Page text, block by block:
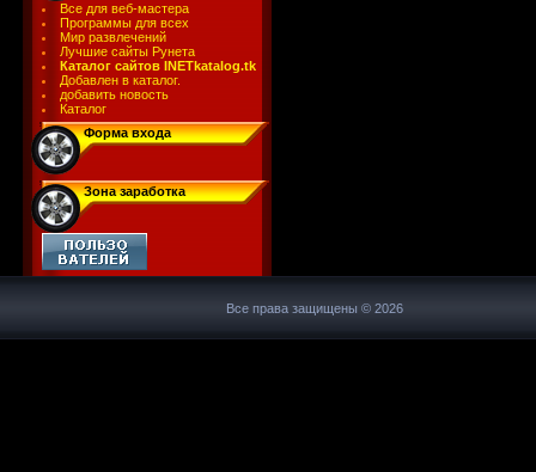
Все для веб-мастера
Программы для всех
Мир развлечений
Лучшие сайты Рунета
Каталог сайтов INETkatalog.tk
Добавлен в каталог.
добавить новость
Каталог
Форма входа
Зона заработка
Все права защищены © 2026